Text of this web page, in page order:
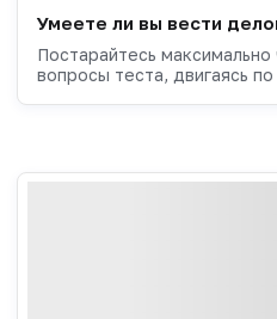
Умеете ли вы вести
Постарайтесь максимально
вопросы теста, двигаясь